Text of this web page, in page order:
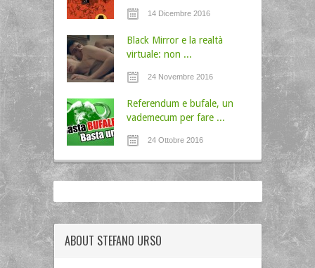
14 Dicembre 2016
Black Mirror e la realtà
virtuale: non ...
24 Novembre 2016
Referendum e bufale, un
vademecum per fare ...
24 Ottobre 2016
ABOUT STEFANO URSO